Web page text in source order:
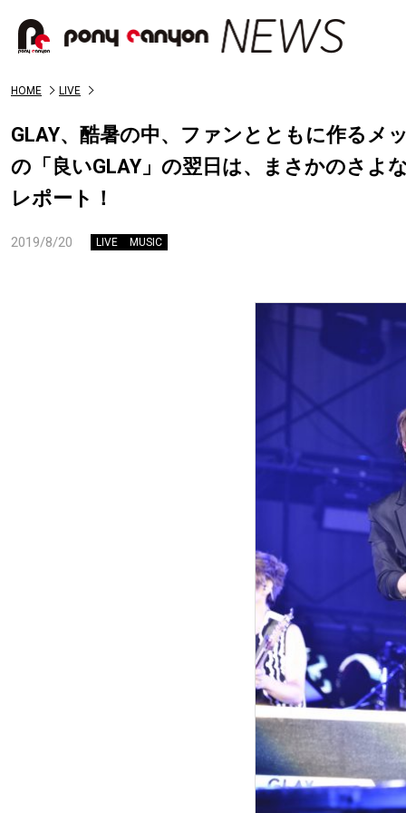
HOME LIVE
GLAY、酷暑の中、ファンとともに作るメ
の「良いGLAY」の翌日は、まさかのさよ
レポート！
2019/8/20 LIVE MUSIC